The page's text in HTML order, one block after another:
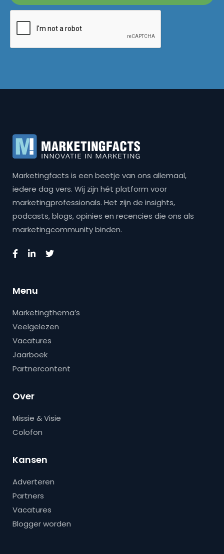
Marketingfacts is een beetje van ons allemaal,
iedere dag vers. Wij zijn hét platform voor
marketingprofessionals. Het zijn de insights,
podcasts, blogs, opinies en recencies die ons als
marketingcommunity binden.
Menu
Marketingthema’s
Veelgelezen
Vacatures
Jaarboek
Partnercontent
Over
Missie & Visie
Colofon
Kansen
Adverteren
Partners
Vacatures
Blogger worden